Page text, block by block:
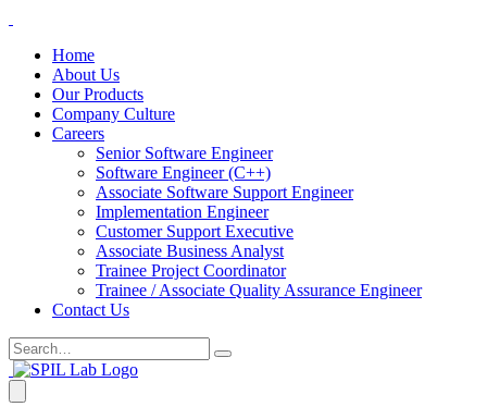
Home
About Us
Our Products
Company Culture
Careers
Senior Software Engineer
Software Engineer (C++)
Associate Software Support Engineer
Implementation Engineer
Customer Support Executive
Associate Business Analyst
Trainee Project Coordinator
Trainee / Associate Quality Assurance Engineer
Contact Us